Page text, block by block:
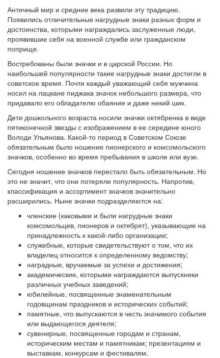
Античный мир и средние века развили эту традицию.
Появились отличительные нагрудные знаки разных форм и
достоинства, которыми награждались заслуженные люди,
проявившие себя на военной службе или гражданском
поприще.
Востребованы были значки и в царской России. Но
наибольшей популярности такие нагрудные знаки достигли в
советское время. Почти каждый уважающий себя мужчина
носил на лацкане пиджака значок небольшого размера, что
придавало его обладателю обаяние и даже некий шик.
Дети дошкольного возраста носили значки октябренка в виде
пятиконечной звезды с изображением в ее середине юного
Володи Ульянова. Какой-то период в Советском Союзе
обязательным было ношение пионерского и комсомольского
значков, особенно во время пребывания в школе или вузе.
Сегодня ношение значков перестало быть обязательным. Но
это не значит, что они потеряли популярность. Напротив,
классификация и ассортимент значков значительно
расширились. Ныне значки подразделяются на:
членские (каковыми и были нагрудные знаки
комсомольцев, пионеров и октябрят), указывающие на
принадлежность к какой-либо организации;
служебные, которые свидетельствуют о том, что их
владелец относится к определенному ведомству;
наградные, вручаемые за успехи и достижения;
академические, которыми награждаются выпускники
различных учебных заведений;
юбилейные, посвященные знаменательным
годовщинам праздников и исторических событий;
памятные, что выпускаются в честь значимого события
или выдающегося деятеля;
сувенирные, посвященные городам и странам,
историческим местам и памятникам; презентациям и
выставкам, конкурсам и фестивалям.